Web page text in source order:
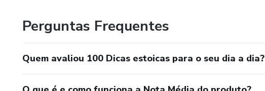
Perguntas Frequentes
Quem avaliou 100 Dicas estoicas para o seu dia a dia?